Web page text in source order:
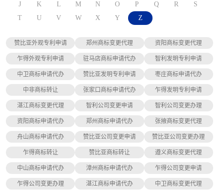
J
K L M N O P Q R
S
T
U V W X Y Z
赞比亚外观专利申请 郑州商标变更代理 资阳商标变更代理
乍得外观专利申请 驻马店商标申请代办 智利发明专利申请
中卫商标申请代办 赞比亚发明专利申请 枣庄商标申请代办
中非商标转让 张家口商标申请代办 乍得发明专利申请
湛江商标变更代理 智利公司变更申请 智利公司变更办理
资阳商标申请代办 郑州商标申请代办 张掖商标变更代理
舟山商标申请代办 赞比亚公司变更申请 赞比亚公司变更办理
乍得商标转让 赞比亚商标转让 遵义商标变更代理
中山商标申请代办 漳州商标申请代办 乍得公司变更申请
乍得公司变更办理 湛江商标申请代办 中卫商标变更代理